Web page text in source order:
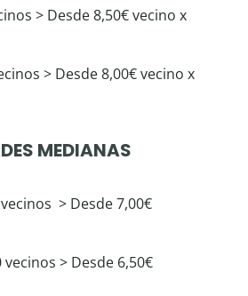
> Desde 8,50€ vecino x
> Desde 8,00€ vecino x
MEDIANAS
> Desde 7,00€
vecinos > Desde 6,50€